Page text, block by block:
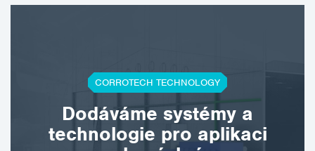
CORROTECH TECHNOLOGY
Dodáváme systémy a
technologie pro aplikaci